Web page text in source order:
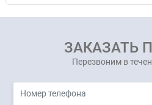
ЗАКАЗАТЬ
Перезвоним в